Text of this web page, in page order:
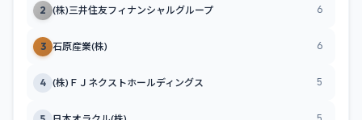
2 (株)三井住友フィナンシャルグループ 6
3 石原産業(株) 6
4 (株)ＦＪネクストホールディングス 5